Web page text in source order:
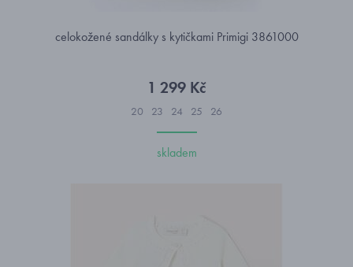
celokožené sandálky s kytičkami Primigi 3861000
1 299 Kč
20 23 24 25 26
skladem